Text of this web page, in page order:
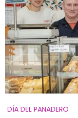
DÍA DEL PANADERO